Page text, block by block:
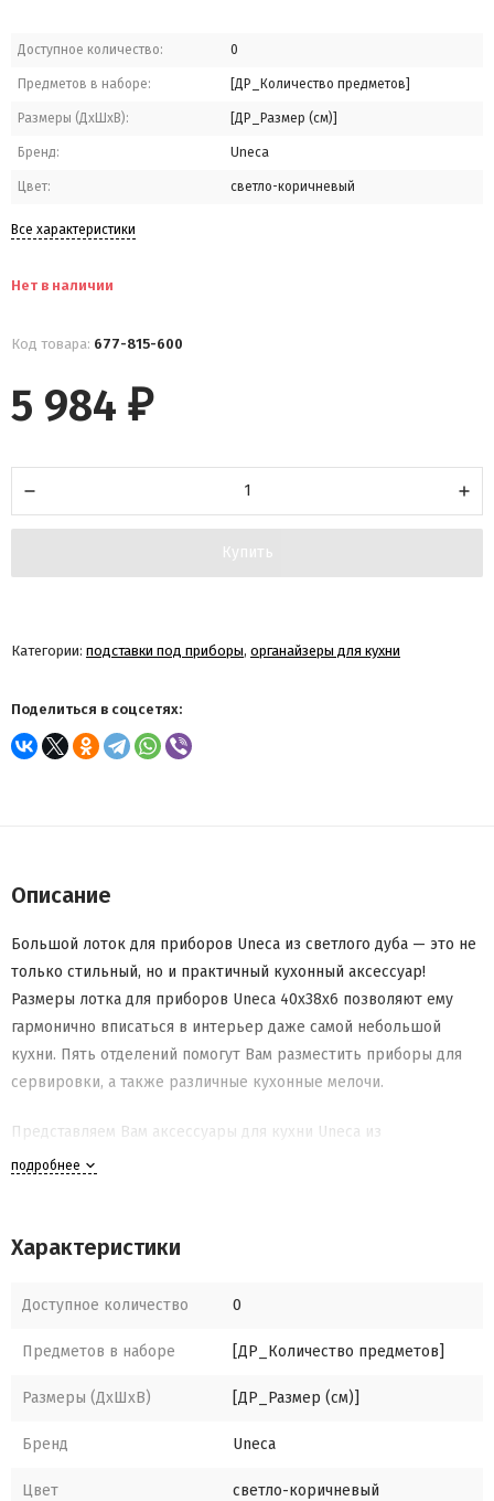
Доступное количество: 0
Предметов в наборе: [ДР_Количество предметов]
Размеры (ДхШхВ): [ДР_Размер (см)]
Бренд: Uneca
Цвет: светло-коричневый
Все характеристики
Нет в наличии
Код товара: 677-815-600
5 984 ₽
Купить
Категории: подставки под приборы, органайзеры для кухни
Поделиться в соцсетях:
Описание
Большой лоток для приборов Uneca из светлого дуба — это не
только стильный, но и практичный кухонный аксессуар!
Размеры лотка для приборов Uneca 40x38x6 позволяют ему
гармонично вписаться в интерьер даже самой небольшой
кухни. Пять отделений помогут Вам разместить приборы для
сервировки, а также различные кухонные мелочи.
Представляем Вам аксессуары для кухни Uneca из
натурального дуба! Древесина Европейского или Черешчатого
антисептическими свойствами. Доски не затупляют лезвия
для использования.
Уход: для ухода за кухонными аксессуарами из дуба подходит
грубых абразивов и агрессивных моющих средств.
После мытья необходимо просушить изделие. Раз в полгода
рекомендуется обработка минеральным маслом или пчелиным
подробнее
Характеристики
Доступное количество 0
Предметов в наборе [ДР_Количество предметов]
Размеры (ДхШхВ) [ДР_Размер (см)]
Бренд Uneca
Цвет светло-коричневый